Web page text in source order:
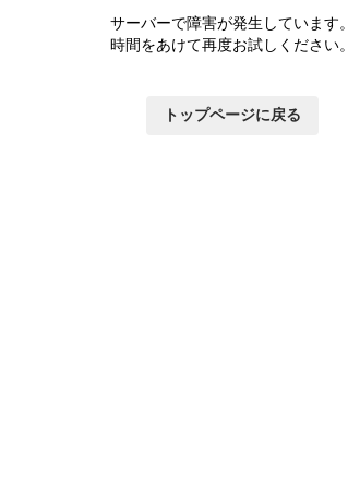
サーバーで障害が発生しています。
時間をあけて再度お試しください。
トップページに戻る